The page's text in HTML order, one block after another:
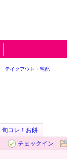
テイクアウト・宅配
旬コレ！お餅
チェックイン